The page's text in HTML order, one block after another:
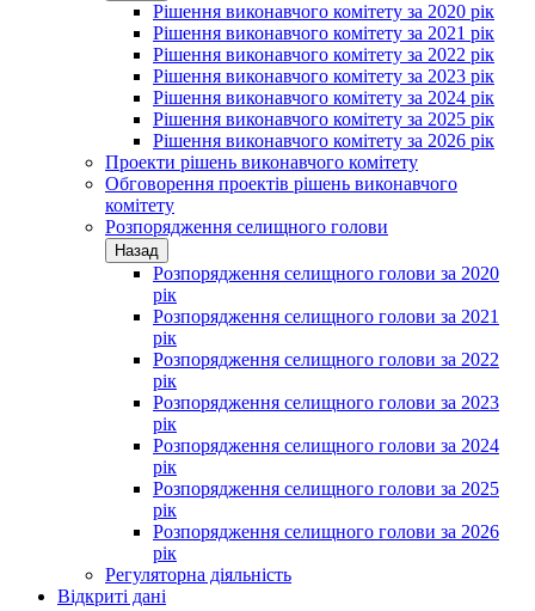
Рішення виконавчого комітету за 2020 рік
Рішення виконавчого комітету за 2021 рік
Рішення виконавчого комітету за 2022 рік
Рішення виконавчого комітету за 2023 рік
Рішення виконавчого комітету за 2024 рік
Рішення виконавчого комітету за 2025 рік
Рішення виконавчого комітету за 2026 рік
Проекти рішень виконавчого комітету
Обговорення проектів рішень виконавчого
комітету
Розпорядження селищного голови
Назад
Розпорядження селищного голови за 2020
рік
Розпорядження селищного голови за 2021
рік
Розпорядження селищного голови за 2022
рік
Розпорядження селищного голови за 2023
рік
Розпорядження селищного голови за 2024
рік
Розпорядження селищного голови за 2025
рік
Розпорядження селищного голови за 2026
рік
Регуляторна діяльність
Відкриті дані